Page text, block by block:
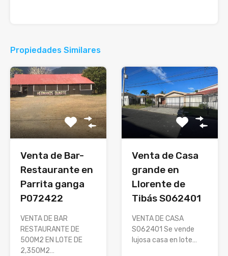
Propiedades Similares
Venta de Bar-
Restaurante en
Parrita ganga
P072422
VENTA DE BAR
RESTAURANTE DE
500M2 EN LOTE DE
2,350M2…
Venta de Casa
grande en
Llorente de
Tibás S062401
VENTA DE CASA
S062401 Se vende
lujosa casa en lote…